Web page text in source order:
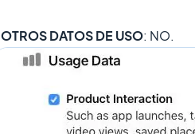
OTROS DATOS DE USO: NO.